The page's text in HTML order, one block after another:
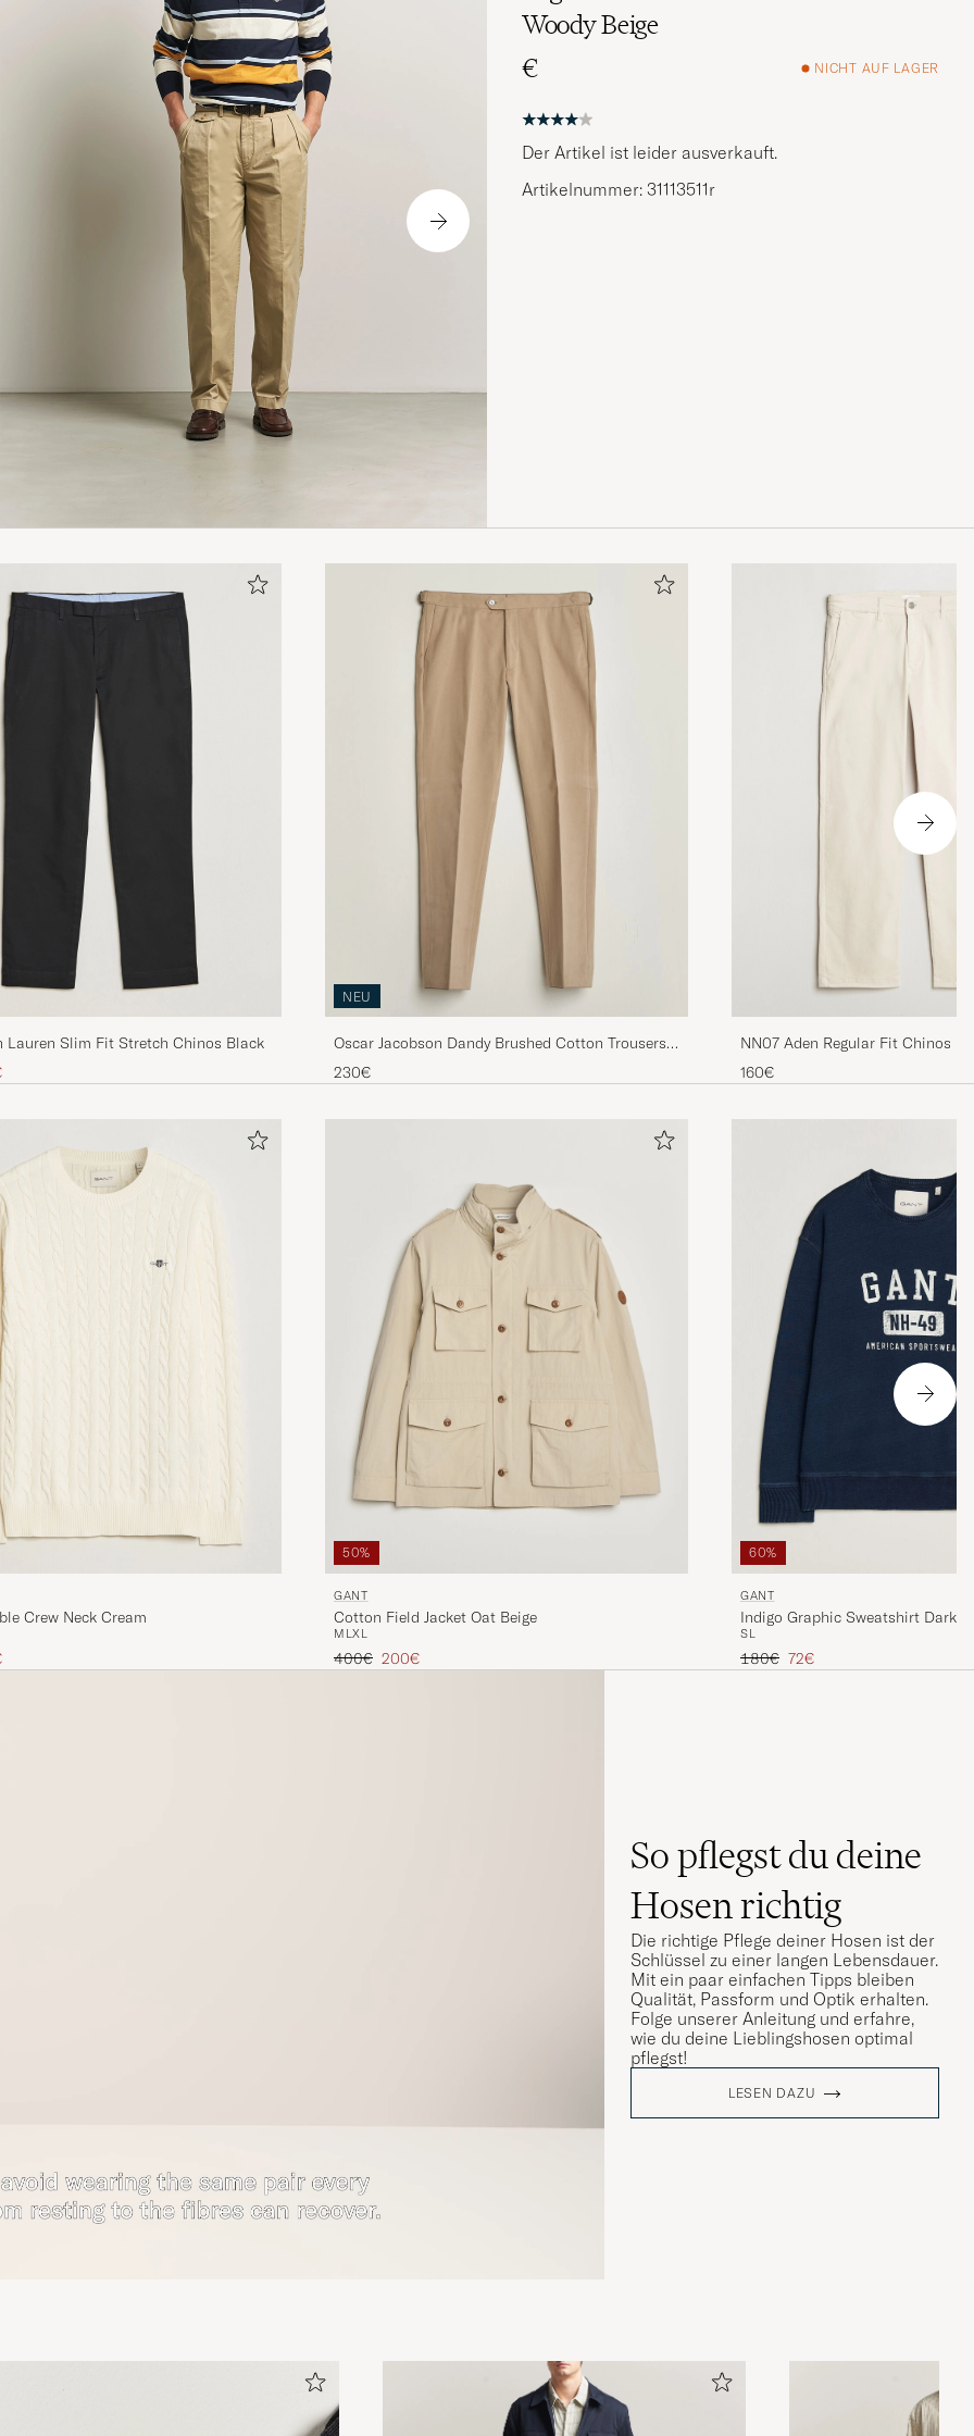
Woody Beige
€
NICHT AUF LAGER
Der Artikel ist leider ausverkauft.
Artikelnummer: 31113511r
Lauren Slim Fit Stretch Chinos Black
Preis
NEU
Oscar Jacobson Dandy Brushed Cotton Trousers
Beige
230€
NN07 Aden Regular Fit Chinos
160€
Crew Neck Cream
Preis
50%
GANT
Cotton Field Jacket Oat Beige
M LXL
Regulärer Preis
400€ Reduzierter Preis
200€
60%
GANT
Indigo Graphic Sweatshirt Dark
SL
Regulärer Preis
180€ Reduzierter Preis
72€
So pflegst du deine
Hosen richtig
Die richtige Pflege deiner Hosen ist der
Schlüssel zu einer langen Lebensdauer.
Mit ein paar einfachen Tipps bleiben
Qualität, Passform und Optik erhalten.
Folge unserer Anleitung und erfahre,
wie du deine Lieblingshosen optimal
pflegst!
LESEN DAZU